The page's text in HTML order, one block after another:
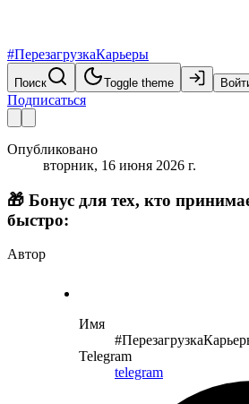
#ПерезагрузкаКарьеры
Поиск Toggle theme
Подписаться
Опубликовано
вторник, 16 июня 2026 г.
🎁 Бонус для тех, кто
быстро:
Автор
Имя
Telegram
telegram